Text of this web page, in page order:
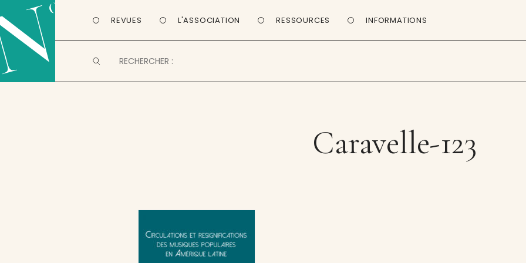
REVUES L'ASSOCIATION RESSOURCES INFORMATIONS
Caravelle-123